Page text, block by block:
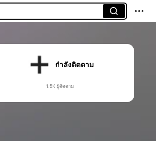
กำลังติดตาม
1.5K ผู้ติดตาม